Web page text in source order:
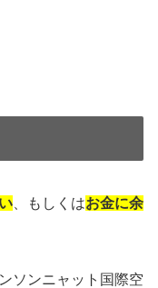
、もしくはお金に余
ソンニャット国際空